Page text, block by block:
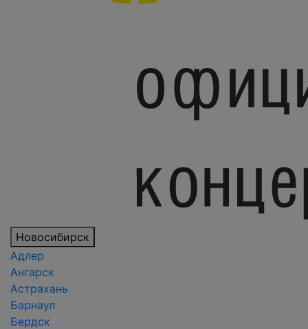
Новосибирск
Адлер
Ангарск
Астрахань
Барнаул
Бердск